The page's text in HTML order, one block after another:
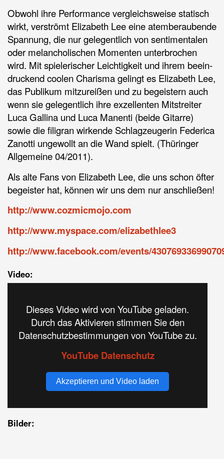
Obwohl ihre Performance vergleichsweise statisch
wirkt, verströmt Elizabeth Lee eine atemberaubende
Spannung, die nur gelegentlich von sentimentalen
oder melancholischen Momenten unterbrochen
wird. Mit spielerischer Leichtigkeit und ihrem beein-
druckend coolen Charisma gelingt es Elizabeth Lee,
das Publikum mitzureißen und zu begeistern auch
wenn sie gelegentlich ihre exzellenten Mitstreiter
Luca Gallina und Luca Manenti (beide Gitarre)
sowie die filigran wirkende Schlagzeugerin Federica
Zanotti ungewollt an die Wand spielt. (Thüringer
Allgemeine 04/2011).
Als alte Fans von Elizabeth Lee, die uns schon öfter
begeister hat, können wir uns dem nur anschließen!
http://www.cozmicmojo.com
http://www.myspace.com/elizabethlee3
http://www.facebook.com/events/
Video:
Dieses Video wird von YouTube geladen.
Durch das Aktivieren stimmen Sie den
Datenschutzbestimmungen von YouTube zu.
YouTube Datenschutz
Akzeptieren und Video laden
Bilder: